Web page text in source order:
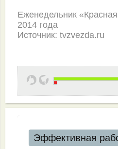
Еженедельник
2014 года
Источник: tvzvezda.ru
Эффективная